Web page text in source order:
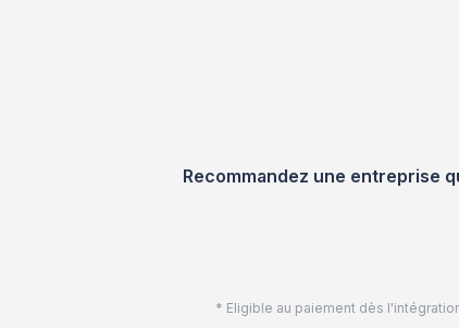
Recommandez une entreprise
* Eligible au paiement dès